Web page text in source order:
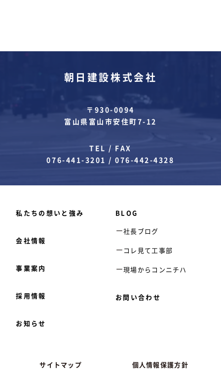
朝日建設株式会社
〒930-0094
富山県富山市安住町7-12
TEL / FAX
076-441-3201 /076-442-4328
私たちの想いと強み
会社情報
事業案内
採用情報
お知らせ
BLOG
社長ブログ
コレ見て工事部
現場からコンニチハ
お問い合わせ
サイトマップ 個人情報保護方針